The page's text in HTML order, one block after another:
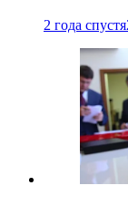
2 года спустя